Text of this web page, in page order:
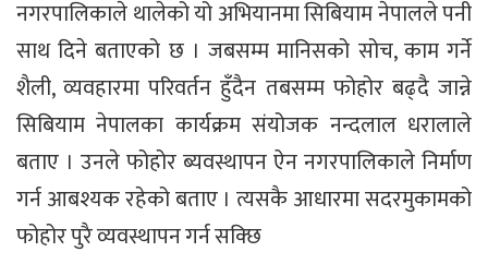
नगरपालिकाले थालेको यो अभियानमा सिबियाम नेपालले पनी
साथ दिने बताएको छ । जबसम्म मानिसको सोच, काम गर्ने
शैली, व्यवहारमा परिवर्तन हुँदैन तबसम्म फोहोर बढ्दै जान्ने
सिबियाम नेपालका कार्यक्रम संयोजक नन्दलाल धरालाले
बताए । उनले फोहोर ब्यवस्थापन ऐन नगरपालिकाले निर्माण
गर्न आबश्यक रहेको बताए । त्यसकै आधारमा सदरमुकामको
फोहोर पुरै व्यवस्थापन गर्न सक्छि